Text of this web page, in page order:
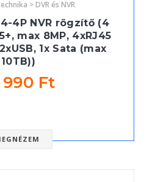
> DVR és NVR
4P NVR rögzítő (4
max 8MP, 4xRJ45
1x Sata (max
10TB))
990 Ft